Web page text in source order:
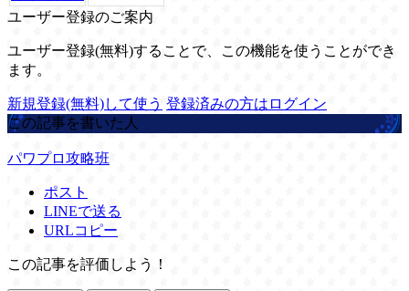
ユーザー登録のご案内
ユーザー登録(無料)することで、この機能を使うことができ
ます。
新規登録(無料)して使う 登録済みの方はログイン
この記事を書いた人
パワプロ攻略班
ポスト
LINEで送る
URLコピー
この記事を評価しよう！